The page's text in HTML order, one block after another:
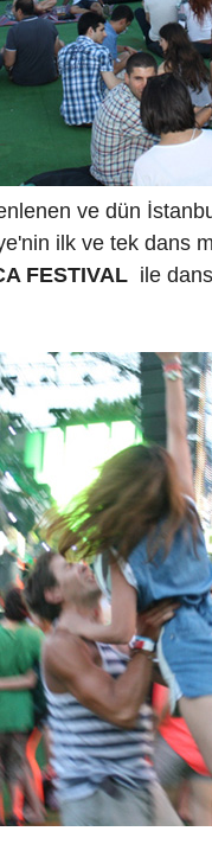
ve dün
ilk ve tek dans
FESTIVAL ile